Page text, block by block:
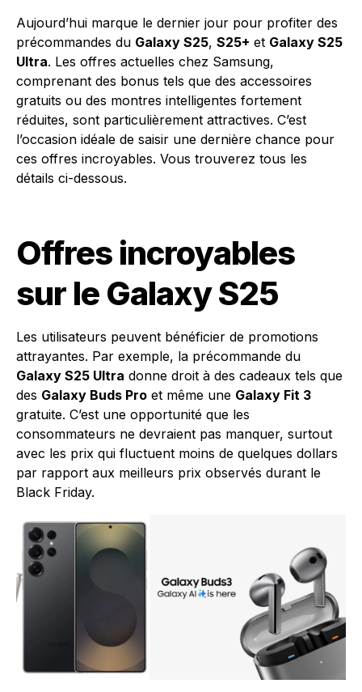
Aujourd’hui marque le dernier jour pour profiter des
précommandes du Galaxy S25, S25+ et Galaxy S25
Ultra. Les offres actuelles chez Samsung,
comprenant des bonus tels que des accessoires
gratuits ou des montres intelligentes fortement
réduites, sont particulièrement attractives. C’est
l’occasion idéale de saisir une dernière chance pour
ces offres incroyables. Vous trouverez tous les
détails ci-dessous.
Offres incroyables
sur le Galaxy S25
Les utilisateurs peuvent bénéficier de promotions
attrayantes. Par exemple, la précommande du
Galaxy S25 Ultra donne droit à des cadeaux tels que
des Galaxy Buds Pro et même une Galaxy Fit 3
gratuite. C’est une opportunité que les
consommateurs ne devraient pas manquer, surtout
avec les prix qui fluctuent moins de quelques dollars
par rapport aux meilleurs prix observés durant le
Black Friday.